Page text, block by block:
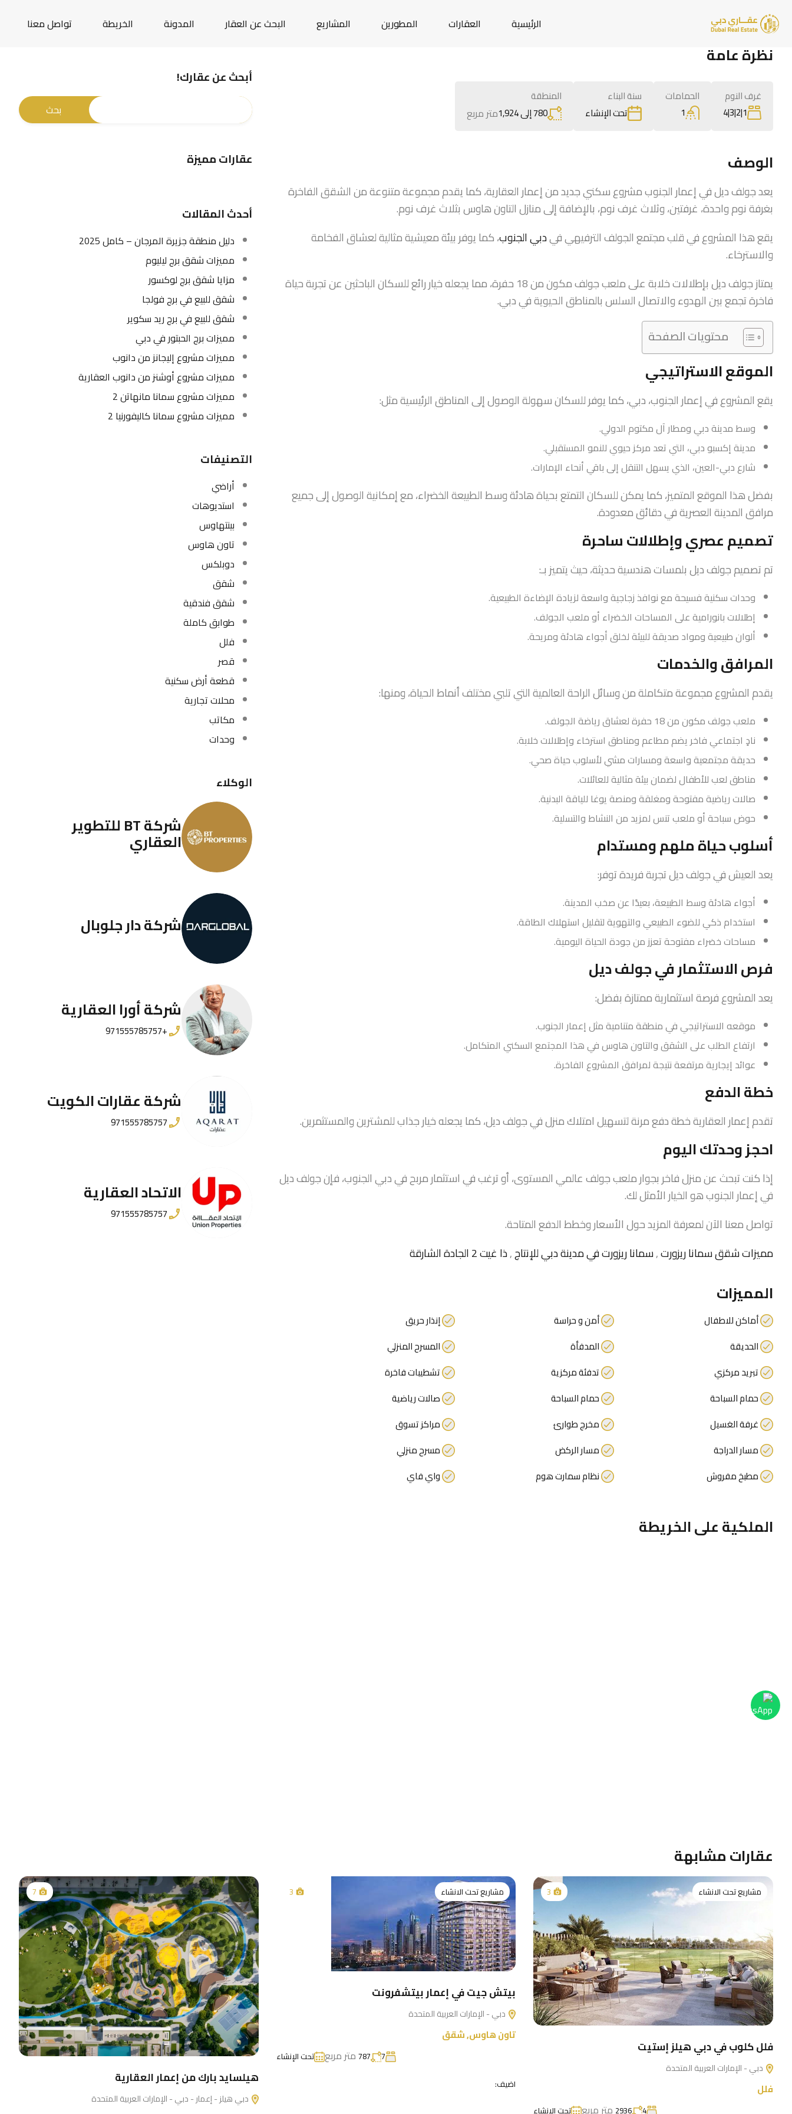
الرئيسية العقارات المطورين المشاريع البحث عن العقار المدونة الخريطة تواصل معنا
نظرة عامة
غرف النوم
1|2|3|4
الحمامات
1
سنة البناء
تحت الإنشاء
المنطقة
780 إلى 1,924
متر مربع
الوصف
يعد جولف ديل في إعمار الجنوب مشروع سكني جديد من إعمار العقارية، كما يقدم مجموعة متنوعة من الشقق الفاخرة
بغرفة نوم واحدة، غرفتين، وثلاث غرف نوم، بالإضافة إلى منازل التاون هاوس بثلاث غرف نوم.
يقع هذا المشروع في قلب مجتمع الجولف الترفيهي فيدبي الجنوب، كما يوفر بيئة معيشية مثالية لعشاق الفخامة
والاسترخاء.
يمتاز جولف ديل بإطلالات خلابة على ملعب جولف مكون من 18 حفرة، مما يجعله خيار رائع للسكان الباحثين عن تجربة حياة
فاخرة تجمع بين الهدوء والاتصال السلس بالمناطق الحيوية في دبي.
محتويات الصفحة
الموقع الاستراتيجي
يقع المشروع في إعمار الجنوب، دبي، كما يوفر للسكان سهولة الوصول إلى المناطق الرئيسية مثل:
وسط مدينة دبي ومطار آل مكتوم الدولي.
مدينة إكسبو دبي، التي تعد مركز حيوي للنمو المستقبلي.
شارع دبي-العين، الذي يسهل التنقل إلى باقي أنحاء الإمارات.
بفضل هذا الموقع المتميز، كما يمكن للسكان التمتع بحياة هادئة وسط الطبيعة الخضراء، مع إمكانية الوصول إلى جميع
مرافق المدينة العصرية في دقائق معدودة.
تصميم عصري وإطلالات ساحرة
تم تصميم جولف ديل بلمسات هندسية حديثة، حيث يتميز بـ:
وحدات سكنية فسيحة مع نوافذ زجاجية واسعة لزيادة الإضاءة الطبيعية.
إطلالات بانورامية على المساحات الخضراء أو ملعب الجولف.
ألوان طبيعية ومواد صديقة للبيئة لخلق أجواء هادئة ومريحة.
المرافق والخدمات
يقدم المشروع مجموعة متكاملة من وسائل الراحة العالمية التي تلبي مختلف أنماط الحياة، ومنها:
ملعب جولف مكون من 18 حفرة لعشاق رياضة الجولف.
نادٍ اجتماعي فاخر يضم مطاعم ومناطق استرخاء وإطلالات خلابة.
حديقة مجتمعية واسعة ومسارات مشي لأسلوب حياة صحي.
مناطق لعب للأطفال لضمان بيئة مثالية للعائلات.
صالات رياضية مفتوحة ومغلقة ومنصة يوغا للياقة البدنية.
حوض سباحة أو ملعب تنس لمزيد من النشاط والتسلية.
أسلوب حياة ملهم ومستدام
يعد العيش في جولف ديل تجربة فريدة توفر:
أجواء هادئة وسط الطبيعة، بعيدًا عن صخب المدينة.
استخدام ذكي للضوء الطبيعي والتهوية لتقليل استهلاك الطاقة.
مساحات خضراء مفتوحة تعزز من جودة الحياة اليومية.
فرص الاستثمار في جولف ديل
يعد المشروع فرصة استثمارية ممتازة بفضل:
موقعه الاستراتيجي في منطقة متنامية مثل إعمار الجنوب.
ارتفاع الطلب على الشقق والتاون هاوس في هذا المجتمع السكني المتكامل.
عوائد إيجارية مرتفعة نتيجة لمرافق المشروع الفاخرة.
خطة الدفع
تقدم إعمار العقارية خطة دفع مرنة لتسهيل امتلاك منزل في جولف ديل، كما يجعله خيار جذاب للمشترين والمستثمرين.
احجز وحدتك اليوم
إذا كنت تبحث عن منزل فاخر بجوار ملعب جولف عالمي المستوى، أو ترغب في استثمار مربح في دبي الجنوب، فإن جولف ديل
في إعمار الجنوب هو الخيار الأمثل لك.
تواصل معنا الآن لمعرفة المزيد حول الأسعار وخطط الدفع المتاحة.
مميزات شقق سمانا ريزورت,سمانا ريزورت في مدينة دبي للإنتاج,ذا غيت 2 الجادة الشارقة
المميزات
أماكن للاطفال أمن و حراسة
إنذار حريق
الحديقة
المدفأة
المسرح المنزلي
تبريد مركزي
تدفئة مركزية
تشطيبات فاخرة
حمام السباحة
حمام السباحة
صالات رياضية
غرفة الغسيل
مخرج طوارئ
مراكز تسوق
مسار الدراجة
مسار الركض
مسرح منزلي
مطبخ مفروش
نظام سمارت هوم واي فاي
الملكية على الخريطة
أبحث عن عقارك!
عقارات مميزة
أحدث المقالات
دليل منطقة جزيرة المرجان – كامل 2025
مميزات شقق برج ليليوم
مزايا شقق برج لوكسور
شقق للبيع في برج فولجا
شقق للبيع في برج ريد سكوير
مميزات برج الحبتور في دبي
مميزات مشروع إليجانز من دانوب
مميزات مشروع أوشنز من دانوب العقارية
مميزات مشروع سمانا مانهاتن 2
مميزات مشروع سمانا كاليفورنيا 2
التصنيفات
أراضي
استديوهات
بينتهاوس
تاون هاوس
دوبلكس
شقق
شقق فندقية
طوابق كاملة
فلل
قصر
قطعة أرض سكنية
محلات تجارية
مكاتب
وحدات
الوكلاء
شركة BT للتطوير
العقاري
شركة دار جلوبال
شركة أورا العقارية
+971555785757
شركة عقارات الكويت
971555785757
الاتحاد العقارية
971555785757
عقارات مشابهة
مشاريع تحت الانشاء 3
فلل كلوب في دبي هيلز إستيت
دبي - الإمارات العربية المتحدة
فلل
4
2936 متر مربع تحت الإنشاء
مشاريع تحت الانشاء 3
بيتش جيت في إعمار بيتشفرونت
دبي - الإمارات العربية المتحدة
تاون هاوس,شقق
7
787 متر مربع
تحت الإنشاء
اضيف:
7
هيلسايد بارك من إعمار العقارية
دبي هيلز - إعمار - دبي - الإمارات العربية المتحدة